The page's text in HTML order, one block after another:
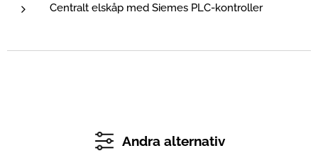
Centralt elskåp med Siemes PLC-kontroller
Andra alternativ